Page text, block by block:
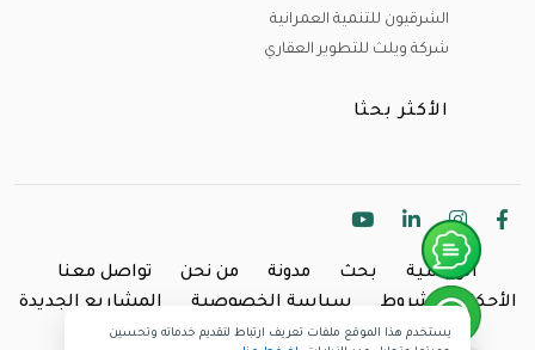
الشرقيون للتنمية العمرانية
شركة ويلث للتطوير العقاري
الأكثر بحثا
الرئيسية بحث مدونة من نحن
تواصل معنا
الأحكام والشروط
سياسة الخصوصية المشاريع الجديدة
يستخدم هذا الموقع ملفات تعريف ارتباط لتقديم خدماته وتحسين